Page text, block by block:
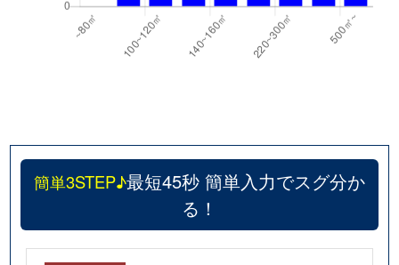
簡単3STEP♪最短45秒 簡単入力でスグ分か
る！